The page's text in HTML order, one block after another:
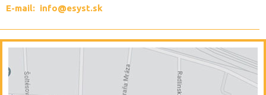
E-mail: info@esyst.sk